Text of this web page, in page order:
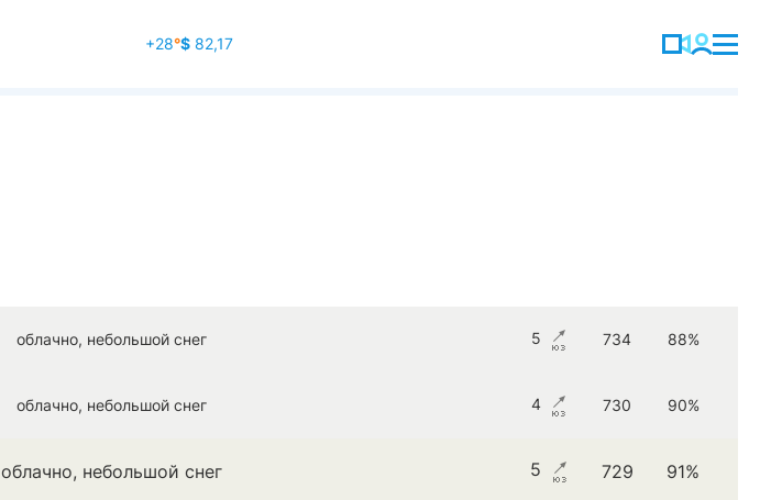
+28°$ 82,17
облачно, небольшой снег 5 734 88%
облачно, небольшой снег 4 730 90%
облачно, небольшой снег 5 729 91%